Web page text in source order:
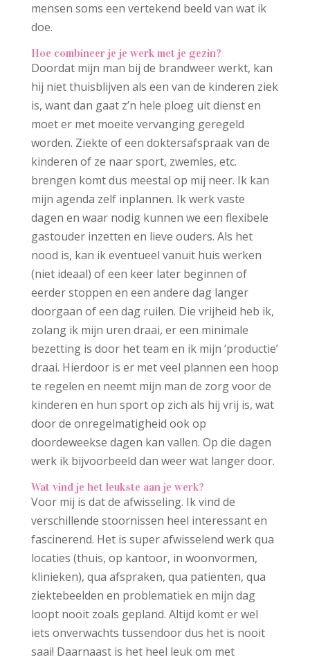
mensen soms een vertekend beeld van wat ik
doe.
Hoe combineer je je werk met je gezin?
Doordat mijn man bij de brandweer werkt, kan
hij niet thuisblijven als een van de kinderen ziek
is, want dan gaat z’n hele ploeg uit dienst en
moet er met moeite vervanging geregeld
worden. Ziekte of een doktersafspraak van de
kinderen of ze naar sport, zwemles, etc.
brengen komt dus meestal op mij neer. Ik kan
mijn agenda zelf inplannen. Ik werk vaste
dagen en waar nodig kunnen we een flexibele
gastouder inzetten en lieve ouders. Als het
nood is, kan ik eventueel vanuit huis werken
(niet ideaal) of een keer later beginnen of
eerder stoppen en een andere dag langer
doorgaan of een dag ruilen. Die vrijheid heb ik,
zolang ik mijn uren draai, er een minimale
bezetting is door het team en ik mijn ‘productie’
draai. Hierdoor is er met veel plannen een hoop
te regelen en neemt mijn man de zorg voor de
kinderen en hun sport op zich als hij vrij is, wat
door de onregelmatigheid ook op
doordeweekse dagen kan vallen. Op die dagen
werk ik bijvoorbeeld dan weer wat langer door.
Wat vind je het leukste aan je werk?
Voor mij is dat de afwisseling. Ik vind de
verschillende stoornissen heel interessant en
fascinerend. Het is super afwisselend werk qua
locaties (thuis, op kantoor, in woonvormen,
klinieken), qua afspraken, qua patiënten, qua
ziektebeelden en problematiek en mijn dag
loopt nooit zoals gepland. Altijd komt er wel
iets onverwachts tussendoor dus het is nooit
saai! Daarnaast is het heel leuk om met